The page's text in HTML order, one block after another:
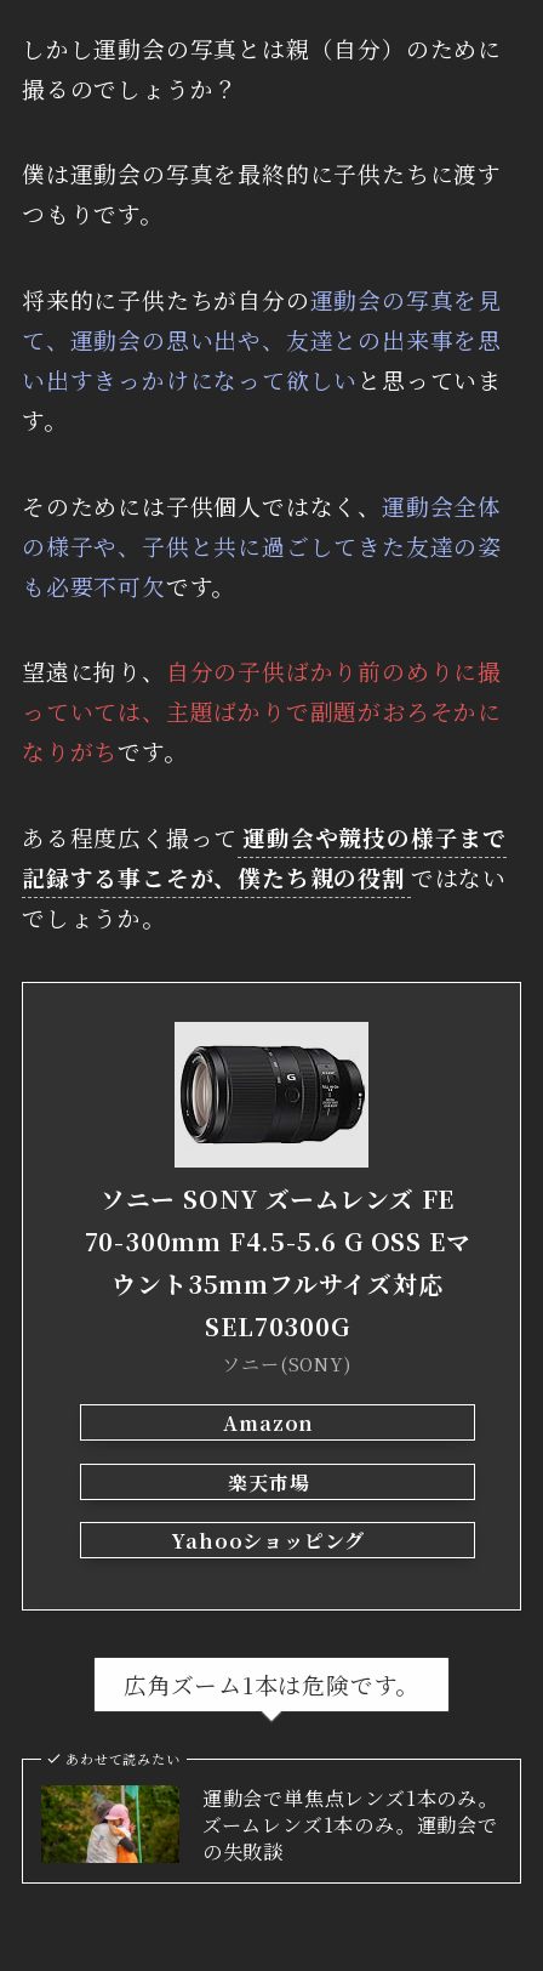
しかし運動会の写真とは親（自分）のために
撮るのでしょうか？
僕は運動会の写真を最終的に子供たちに渡す
つもりです。
将来的に子供たちが自分の運動会の写真を見
て、運動会の思い出や、友達との出来事を思
い出すきっかけになって欲しい と思っていま
す。
そのためには子供個人ではなく、運動会全体
の様子や、子供と共に過ごしてきた友達の姿
も必要不可欠です。
望遠に拘り、
自分の子供ばかり前のめりに撮
っていては、主題ばかりで副題がおろそかに
なりがちです。
ある程度広く撮って 運動会や競技の様子まで
記録する事こそが、僕たち親の役割 ではない
でしょうか。
ソニー SONY ズームレンズ FE
70-300mm F4.5-5.6 G OSS Eマ
ウント35mmフルサイズ対応
SEL70300G
ソニー(SONY)
Amazon
楽天市場
Yahooショッピング
広角ズーム1本は危険です。
あわせて読みたい
運動会で単焦点レンズ1本のみ。
ズームレンズ1本のみ。運動会で
の失敗談